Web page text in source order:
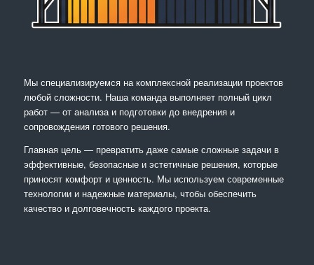
Мы специализируемся на комплексной реализации проектов
любой сложности. Наша команда выполняет полный цикл
работ — от анализа и подготовки до внедрения и
сопровождения готового решения.
Главная цель — превратить даже самые сложные задачи в
эффективные, безопасные и эстетичные решения, которые
приносят комфорт и ценность. Мы используем современные
технологии и надежные материалы, чтобы обеспечить
качество и долговечность каждого проекта.